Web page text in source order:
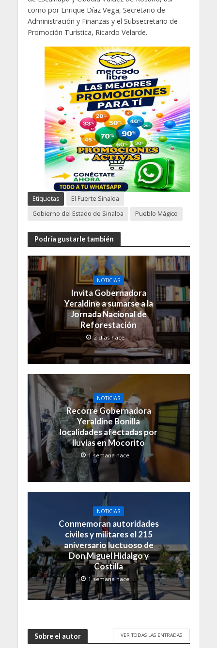
como por Enrique Díaz Vega, Secretario de
Administración y Finanzas y el Subsecretario de
Promoción Turística, Ricardo Velarde.
Etiquetas
El Fuerte Sinaloa
Gobierno del Estado de Sinaloa
Pueblo Mágico
Podría gustarle también
NOTICIAS
Invita Gobernadora
Yeraldine a sumarse a la
Jornada Nacional de
Reforestación
2 días hace
NOTICIAS
Recorre Gobernadora
Yeraldine Bonilla
localidades afectadas por
lluvias en Mocorito
1 semana hace
NOTICIAS
Conmemoran autoridades
civiles y militares el 215
aniversario luctuoso de
Don Miguel Hidalgo y
Costilla
1 semana hace
Sobre el autor VER TODAS LAS ENTRADAS